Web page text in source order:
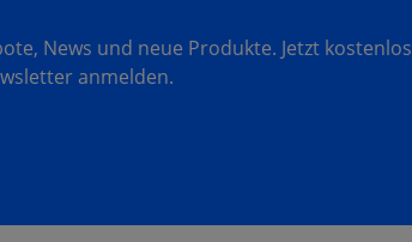
News und neue Produkte. Jetzt kostenlos
anmelden.